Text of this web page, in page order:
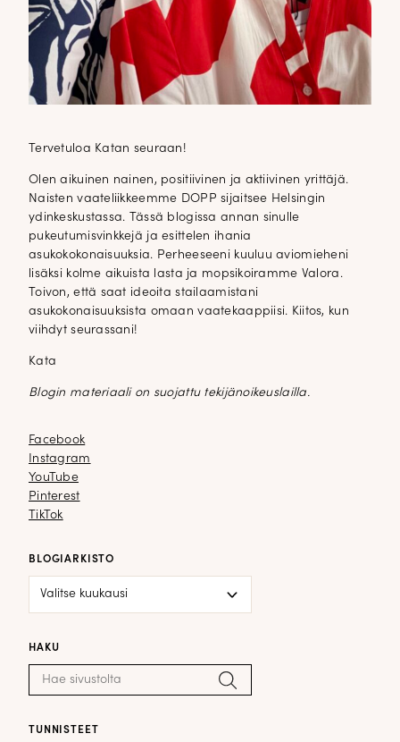
Tervetuloa Katan seuraan!
Olen aikuinen nainen, positiivinen ja aktiivinen yrittäjä.
Naisten vaateliikkeemme DOPP sijaitsee Helsingin
ydinkeskustassa. Tässä blogissa annan sinulle
pukeutumisvinkkejä ja esittelen ihania
asukokokonaisuuksia. Perheeseeni kuuluu aviomieheni
lisäksi kolme aikuista lasta ja mopsikoiramme Valora.
Toivon, että saat ideoita stailaamistani
asukokonaisuuksista omaan vaatekaappiisi. Kiitos, kun
viihdyt seurassani!
Kata
Blogin materiaali on suojattu tekijänoikeuslailla.
Facebook
Facebook
Instagram
Instagram
YouTube
YouTube
Pinterest
Pinterest
TikTok
TikTok
BLOGIARKISTO
HAKU
Haku: Hae
TUNNISTEET